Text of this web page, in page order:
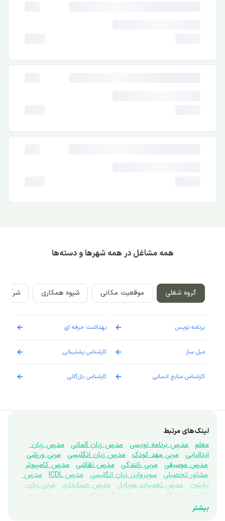
همه مشاغل در همه شهرها و دسته‌ها
گروه شغلی موقعیت مکانی شیوه همکاری
برنامه نویس
مبل ساز
کارشناس منابع انسانی
بهداشت حرفه ای
کارشناس پشتیبانی
کارشناس بازرگانی
لینک‌های مرتبط
معلم
مدرس برنامه نویسی مدرس زبان آلمانی
مدرس زبان
ایتالیایی
مربی مهد کودک مدرس زبان انگلیسی
مربی ورزشی
مدرس موسیقی
مربی رانندگی مدرس نقاشی
مدرس کامپیوتر
مشاور تحصیلی
سوپروایزر زبان انگلیسی مدرس ICDL
مدرس
پایتون
مدرس تعمیرات موبایل مدرس حسابداری
مربی زبان
انگلیسی کودکان
مدرس زبان ترکی استانبولی
مدرس زبان روسی
مدرس زبان عربی
طراحی سایت
بیشتر